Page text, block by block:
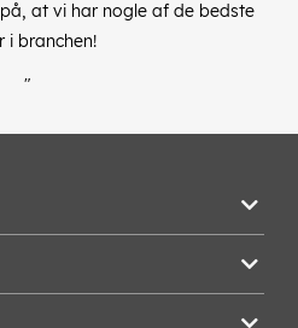
at vi har nogle af de bedste
i branchen!
"